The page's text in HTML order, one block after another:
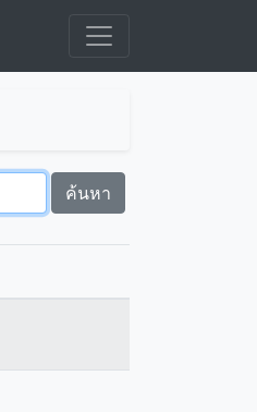
ค้นหา